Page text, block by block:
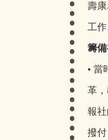
壽
工作
籌
• 當
革
報
撥